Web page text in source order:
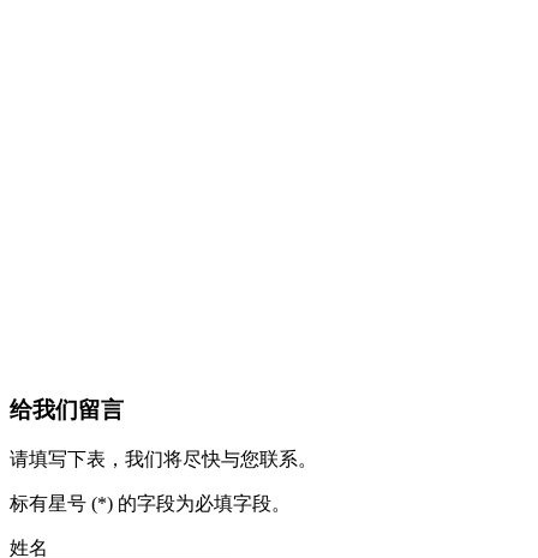
给我们留言
请填写下表，我们将尽快与您联系。
标有星号 (*) 的字段为必填字段。
姓名